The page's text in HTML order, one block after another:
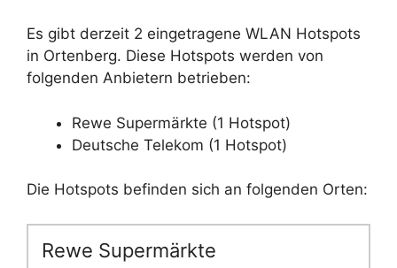
Es gibt derzeit 2 eingetragene WLAN Hotspots
in Ortenberg. Diese Hotspots werden von
folgenden Anbietern betrieben:
Rewe Supermärkte (1 Hotspot)
Deutsche Telekom (1 Hotspot)
Die Hotspots befinden sich an folgenden Orten:
Rewe Supermärkte